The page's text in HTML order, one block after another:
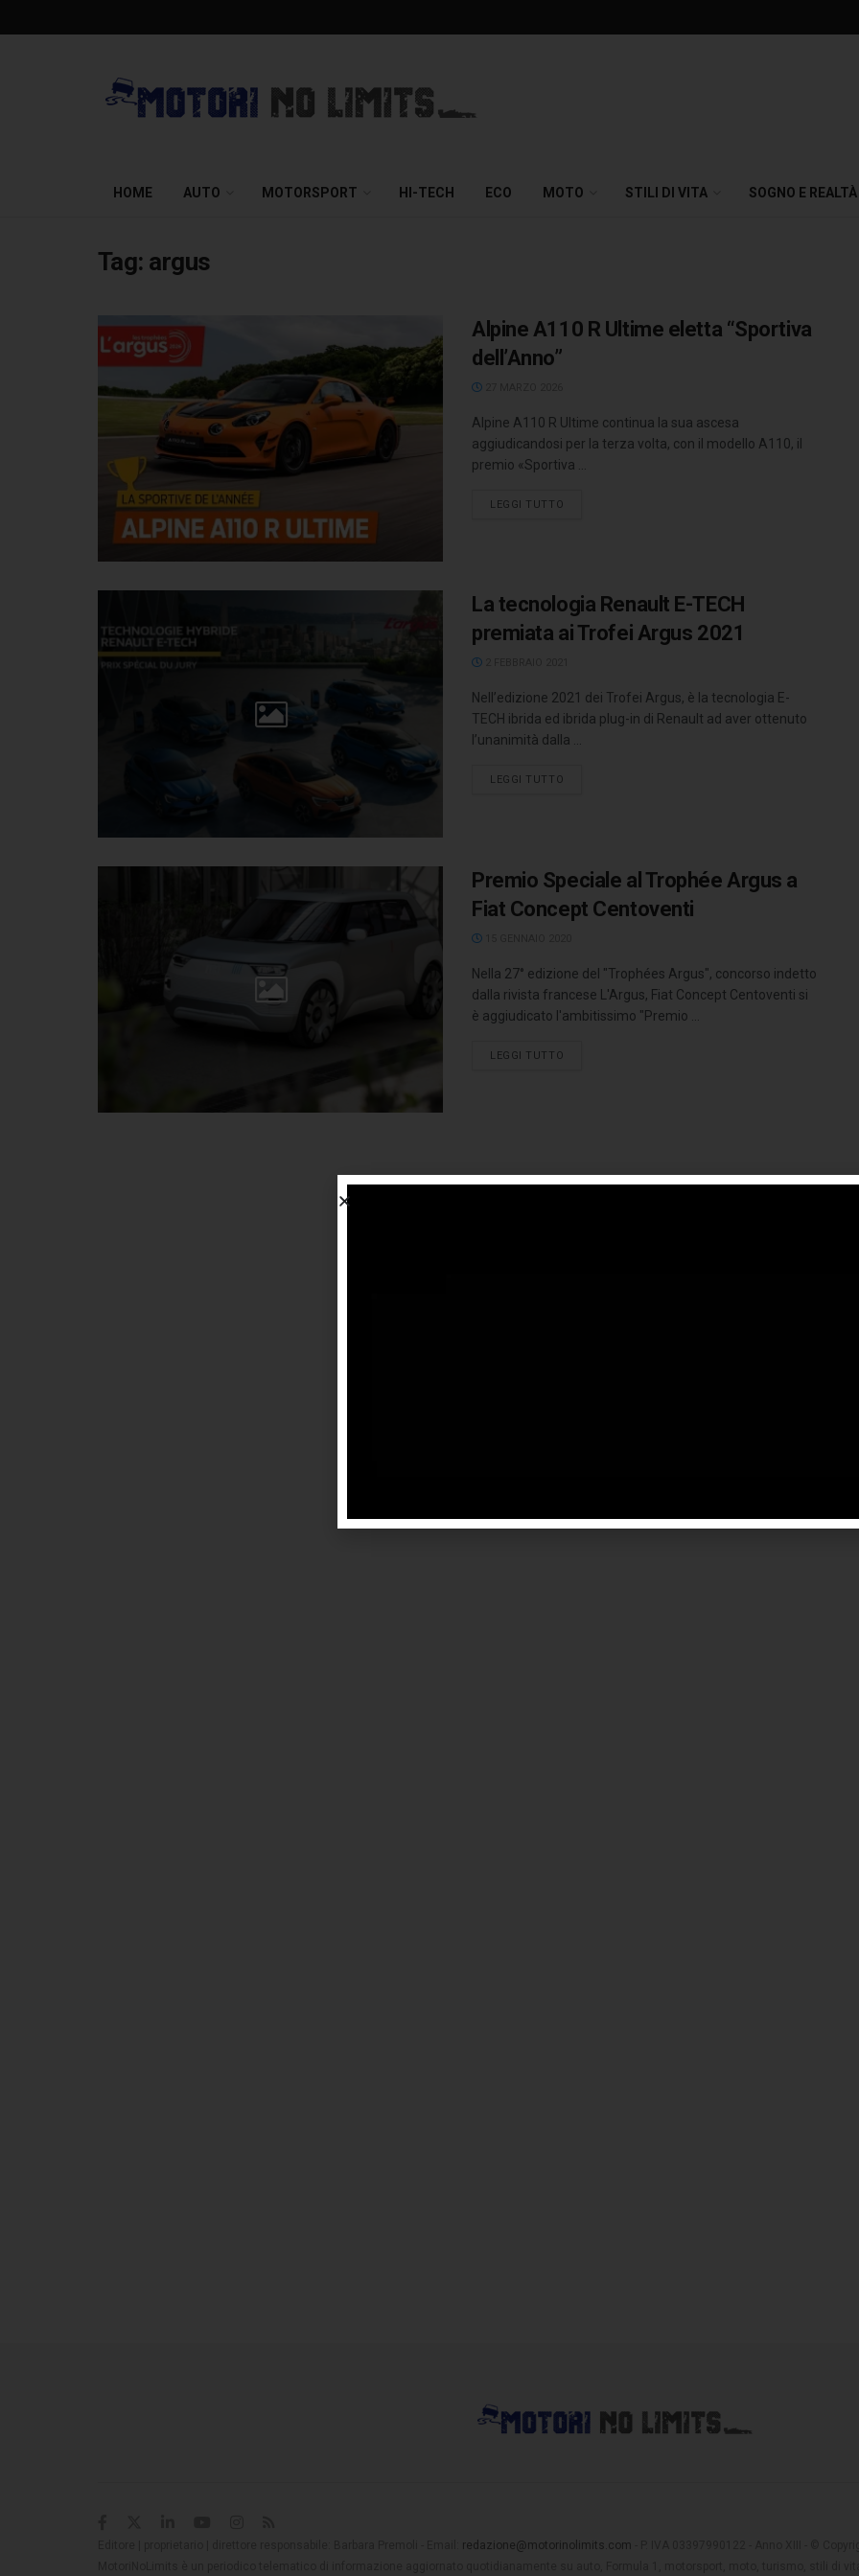
HOME AUTO MOTORSPORT HI-TECH ECO MOTO STILI DI VITA SOGNO E REALTÀ
Tag: argus
Alpine A110 R Ultime eletta “Sportiva
dell’Anno”
Alpine A110 R Ultime continua la sua ascesa
aggiudicandosi per la terza volta, con il modello A110, il
premio «Sportiva ...
LEGGI TUTTO
La tecnologia Renault E-TECH
premiata ai Trofei Argus 2021
Nell’edizione 2021 dei Trofei Argus, è la tecnologia E-
TECH ibrida ed ibrida plug-in di Renault ad aver ottenuto
l’unanimità dalla ...
LEGGI TUTTO
Premio Speciale al Trophée Argus a
Fiat Concept Centoventi
Nella 27° edizione del "Trophées Argus", concorso indetto
dalla rivista francese L'Argus, Fiat Concept Centoventi si
è aggiudicato l'ambitissimo "Premio ...
LEGGI TUTTO
redazione@motorinolimits.com